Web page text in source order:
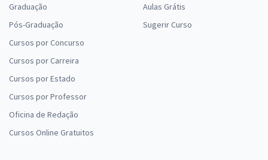
Graduação
Pós-Graduação
Cursos por Concurso
Cursos por Carreira
Cursos por Estado
Cursos por Professor
Oficina de Redação
Cursos Online Gratuitos
Aulas Grátis
Sugerir Curso